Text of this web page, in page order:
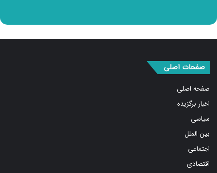
صفحات اصلی
صفحه اصلی
اخبار برگزیده
سیاسی
بین الملل
اجتماعی
اقتصادی